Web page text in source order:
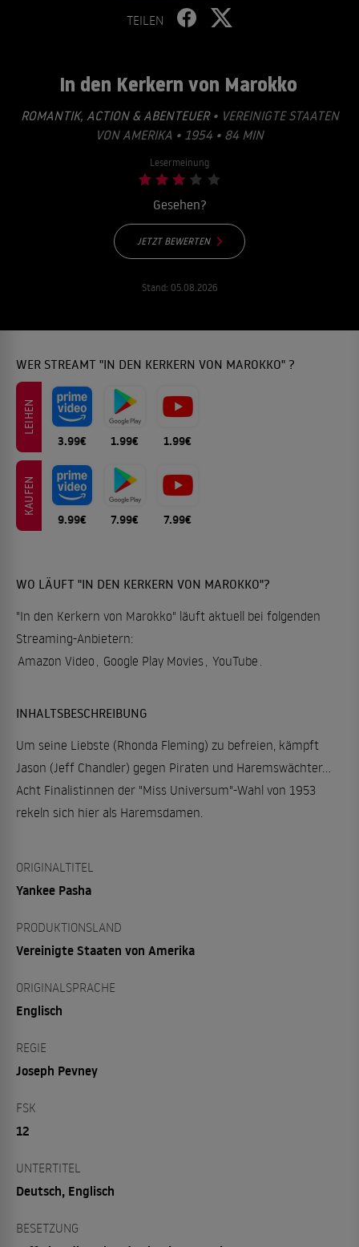
TEILEN
In den Kerkern von Marokko
ROMANTIK, ACTION & ABENTEUER• VEREINIGTE STAATEN
VON AMERIKA • 1954 • 84 MIN
Lesermeinung
Gesehen?
JETZT BEWERTEN
Stand: 05.08.2026
WER STREAMT "IN DEN KERKERN VON MAROKKO" ?
LEIHEN
3.99€ 1.99€ 1.99€
KAUFEN
9.99€ 7.99€ 7.99€
WO LÄUFT "IN DEN KERKERN VON MAROKKO"?
"In den Kerkern von Marokko" läuft aktuell bei folgenden
Streaming-Anbietern:
Amazon Video , Google Play Movies, YouTube .
INHALTSBESCHREIBUNG
Um seine Liebste (Rhonda Fleming) zu befreien, kämpft
Jason (Jeff Chandler) gegen Piraten und Haremswächter…
Acht Finalistinnen der "Miss Universum"-Wahl von 1953
rekeln sich hier als Haremsdamen.
ORIGINALTITEL
Yankee Pasha
PRODUKTIONSLAND
Vereinigte Staaten von Amerika
ORIGINALSPRACHE
Englisch
REGIE
Joseph Pevney
FSK
12
UNTERTITEL
Deutsch, Englisch
BESETZUNG